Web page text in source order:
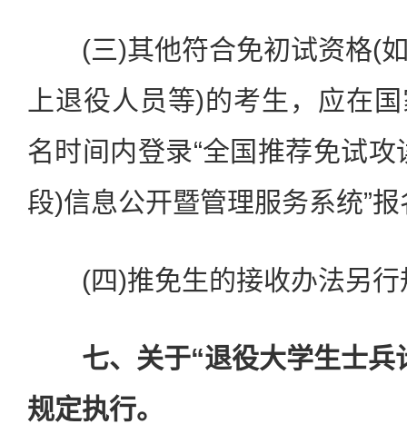
(三)其他符合免初试资格(如
上退役人员等)的考生，应在
名时间内登录“全国推荐免试
段)信息公开暨管理服务系统”
(四)推免生的接收办法另行
七、关于“退役大学生士
规定执行。